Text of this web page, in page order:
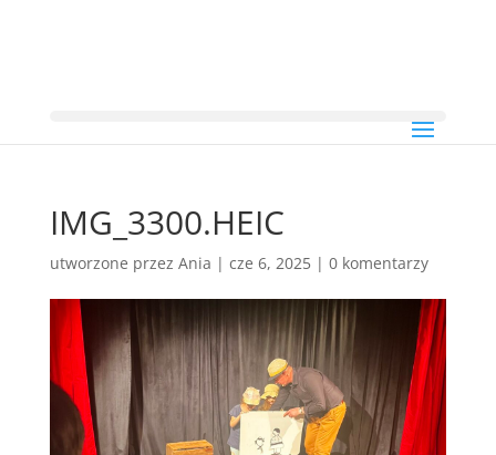
IMG_3300.HEIC
utworzone przez Ania | cze 6, 2025| 0 komentarzy